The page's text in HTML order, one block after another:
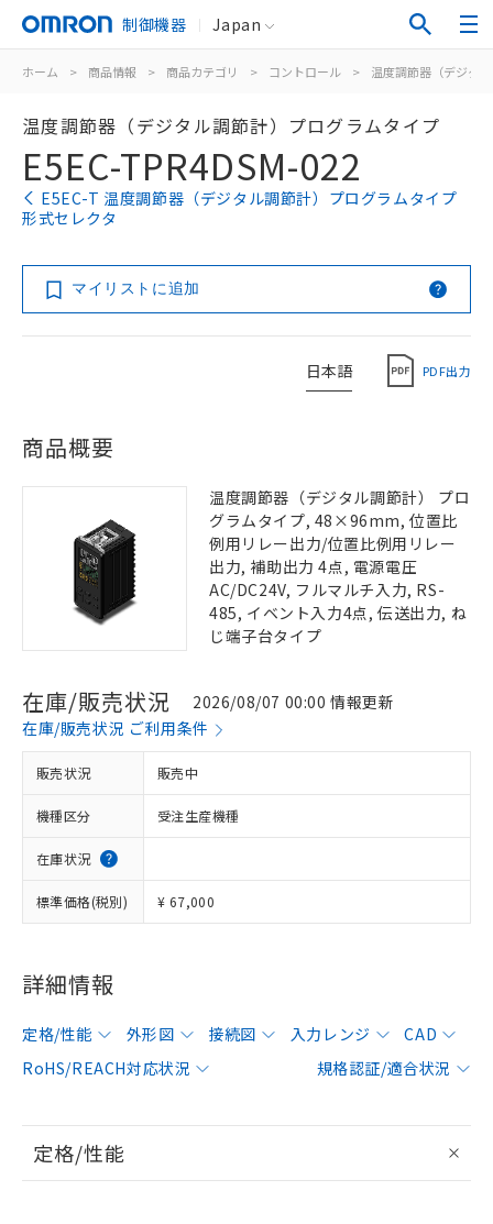
制御機器 Japan
ホーム > 商品情報 > 商品カテゴリ > コントロール > 温度調節器（デジタ
温度調節器（デジタル調節計）プログラムタイプ
E5EC-TPR4DSM-022
E5EC-T 温度調節器（デジタル調節計）プログラムタイプ
形式セレクタ
マイリストに追加
日本語 PDF出力
商品概要
温度調節器（デジタル調節計） プロ
グラムタイプ, 48×96mm, 位置比
例用リレー出力/位置比例用リレー
出力, 補助出力 4点, 電源電圧
AC/DC24V, フルマルチ入力, RS-
485, イベント入力4点, 伝送出力, ね
じ端子台タイプ
在庫/販売状況
2026/08/07 00:00 情報更新
在庫/販売状況 ご利用条件
販売状況 販売中
機種区分 受注生産機種
在庫状況
標準価格(税別) ¥ 67,000
詳細情報
定格/性能 外形図 接続図 入力レンジ
CAD
RoHS/REACH対応状況
規格認証/適合状況
定格/性能